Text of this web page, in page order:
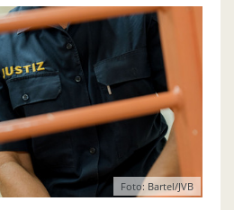
Foto: Bartel/JVB